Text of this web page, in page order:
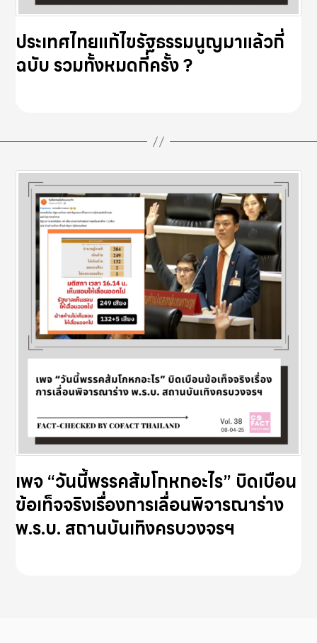
ประเทศไทยแก้ไขรัฐธรรมนูญมาแล้วกี่
ฉบับ รวมทั้งหมดกี่ครั้ง ?
เพจ “วันนี้พรรคส้มโกหกอะไร” บิดเบือน
ข้อเท็จจริงเรื่องการเลื่อนพิจารณาร่าง
พ.ร.บ. สถานบันเทิงครบวงจรฯ